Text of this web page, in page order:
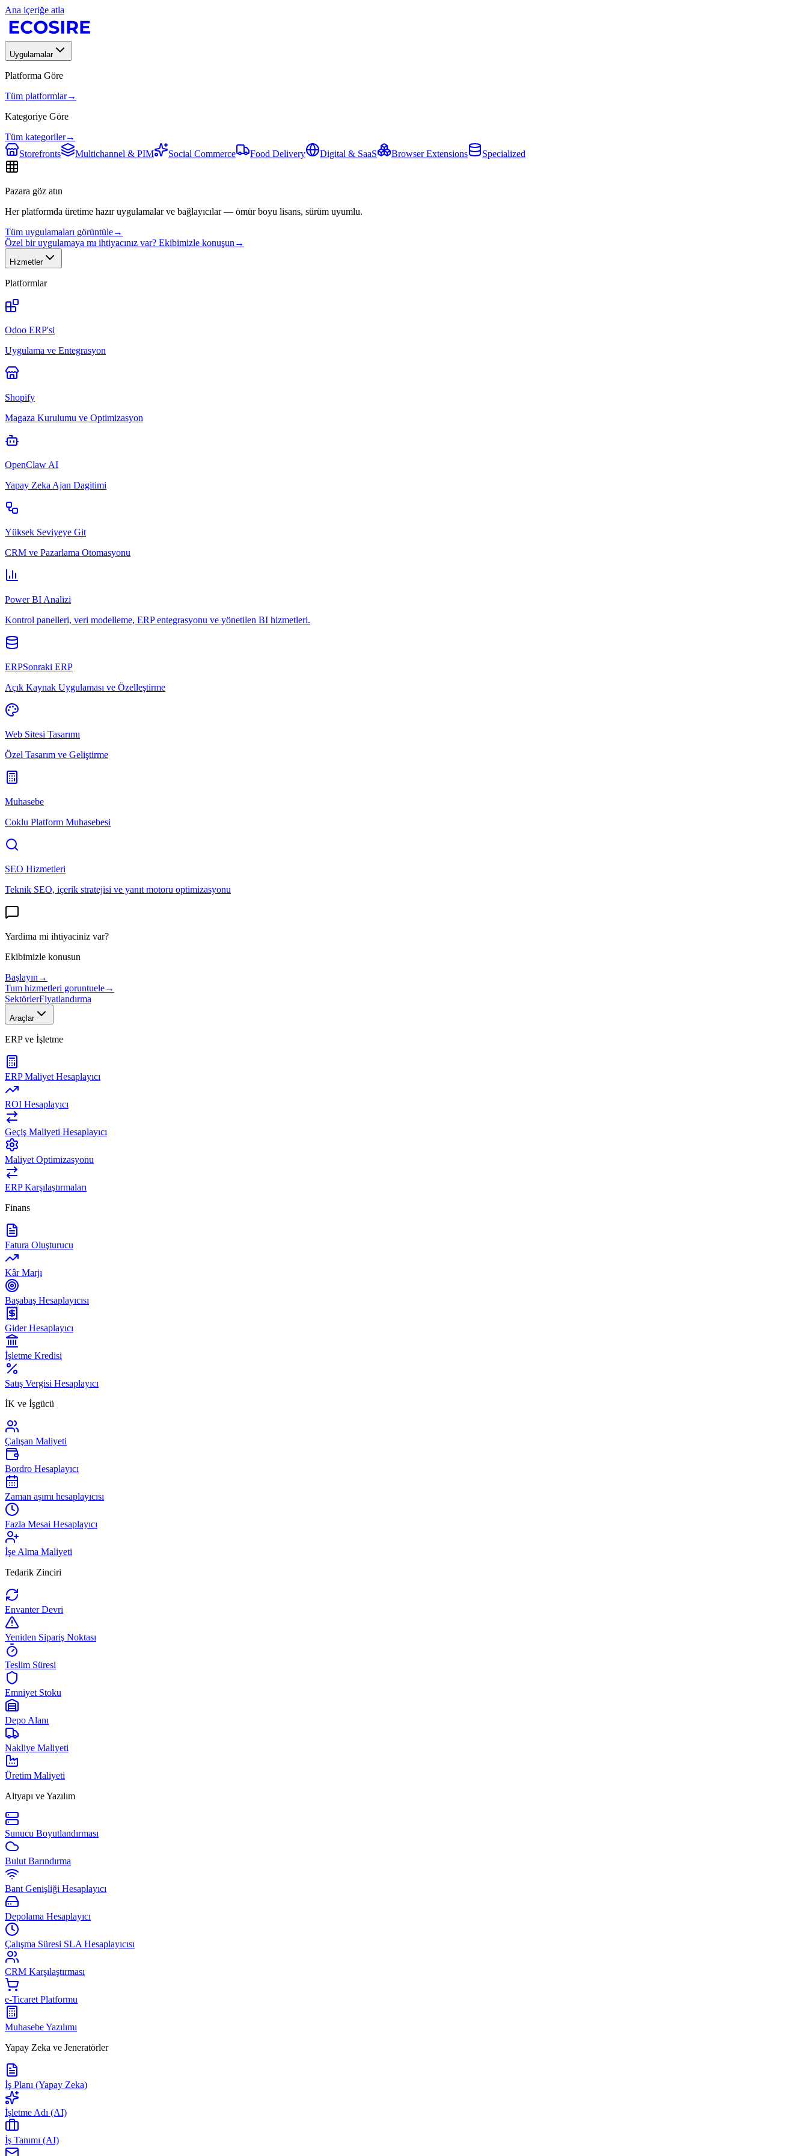
Ana içeriğe atla
Uygulamalar
Platforma Göre
Tüm platformlar→
Kategoriye Göre
Tüm kategoriler→
Storefronts
Multichannel & PIM Social Commerce Food Delivery Digital & SaaS Browser Extensions Specialized
Pazara göz atın
Her platformda üretime hazır uygulamalar ve bağlayıcılar — ömür boyu lisans, sürüm uyumlu.
Tüm uygulamaları görüntüle→
Özel bir uygulamaya mı ihtiyacınız var? Ekibimizle konuşun →
Hizmetler
Platformlar
Odoo ERP'si
Uygulama ve Entegrasyon
Shopify
Magaza Kurulumu ve Optimizasyon
OpenClaw AI
Yapay Zeka Ajan Dagitimi
Yüksek Seviyeye Git
CRM ve Pazarlama Otomasyonu
Power BI Analizi
Kontrol panelleri, veri modelleme, ERP entegrasyonu ve yönetilen BI hizmetleri.
ERPSonraki ERP
Açık Kaynak Uygulaması ve Özelleştirme
Web Sitesi Tasarımı
Özel Tasarım ve Geliştirme
Muhasebe
Coklu Platform Muhasebesi
SEO Hizmetleri
Teknik SEO, içerik stratejisi ve yanıt motoru optimizasyonu
Yardima mi ihtiyaciniz var?
Ekibimizle konusun
Başlayın →
Tum hizmetleri goruntuele→
SektörlerFiyatlandırma
Araçlar
ERP ve İşletme
ERP Maliyet Hesaplayıcı
ROI Hesaplayıcı
Geçiş Maliyeti Hesaplayıcı
Maliyet Optimizasyonu
ERP Karşılaştırmaları
Finans
Fatura Oluşturucu
Kâr Marjı
Başabaş Hesaplayıcısı
Gider Hesaplayıcı
İşletme Kredisi
Satış Vergisi Hesaplayıcı
İK ve İşgücü
Çalışan Maliyeti
Bordro Hesaplayıcı
Zaman aşımı hesaplayıcısı
Fazla Mesai Hesaplayıcı
İşe Alma Maliyeti
Tedarik Zinciri
Envanter Devri
Yeniden Sipariş Noktası
Teslim Süresi
Emniyet Stoku
Depo Alanı
Nakliye Maliyeti
Üretim Maliyeti
Altyapı ve Yazılım
Sunucu Boyutlandırması
Bulut Barındırma
Bant Genişliği Hesaplayıcı
Depolama Hesaplayıcı
Çalışma Süresi SLA Hesaplayıcısı
CRM Karşılaştırması
e-Ticaret Platformu
Muhasebe Yazılımı
Yapay Zeka ve Jeneratörler
İş Planı (Yapay Zeka)
İşletme Adı (AI)
İş Tanımı (AI)